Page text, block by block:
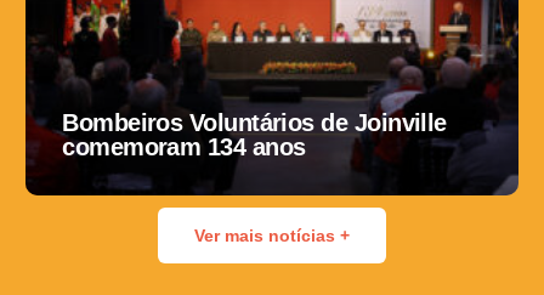
Bombeiros Voluntários de Joinville
comemoram 134 anos
Ver mais notícias +